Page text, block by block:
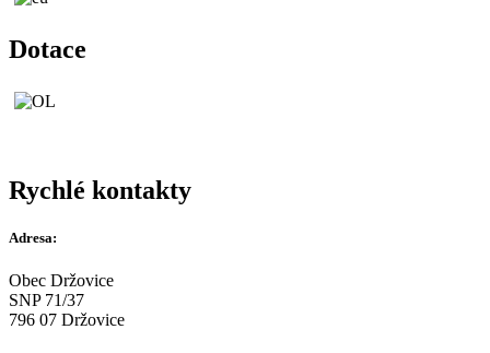
Dotace
Rychlé kontakty
Adresa:
Obec Držovice
SNP 71/37
796 07 Držovice